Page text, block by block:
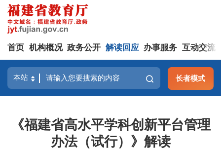
首页 机构概况 政务公开 解读回应 办事服务 互动交流
长者模式
《福建省高水平学科创新平台管理
办法（试行）》解读